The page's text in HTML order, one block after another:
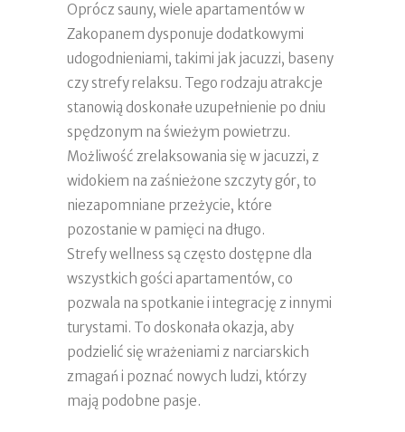
Oprócz sauny, wiele apartamentów w
Zakopanem dysponuje dodatkowymi
udogodnieniami, takimi jak jacuzzi, baseny
czy strefy relaksu. Tego rodzaju atrakcje
stanowią doskonałe uzupełnienie po dniu
spędzonym na świeżym powietrzu.
Możliwość zrelaksowania się w jacuzzi, z
widokiem na zaśnieżone szczyty gór, to
niezapomniane przeżycie, które
pozostanie w pamięci na długo.
Strefy wellness są często dostępne dla
wszystkich gości apartamentów, co
pozwala na spotkanie i integrację z innymi
turystami. To doskonała okazja, aby
podzielić się wrażeniami z narciarskich
zmagań i poznać nowych ludzi, którzy
mają podobne pasje.